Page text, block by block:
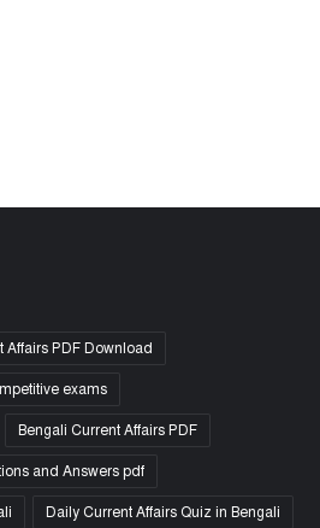
Affairs PDF Download
exams
Bengali Current Affairs PDF
and Answers pdf
Daily Current Affairs Quiz in Bengali